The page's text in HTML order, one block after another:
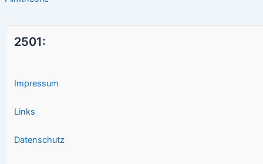
2501:
Impressum
Links
Datenschutz